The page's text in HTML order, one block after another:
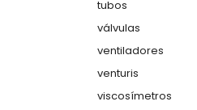
tubos
válvulas
ventiladores
venturis
viscosímetros